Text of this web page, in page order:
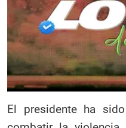
El presidente ha